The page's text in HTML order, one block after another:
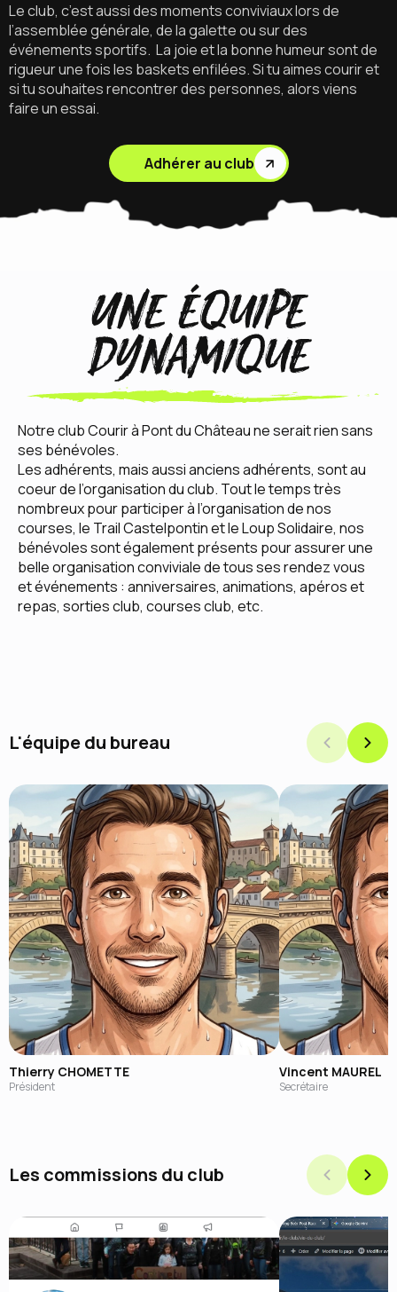
Le club, c’est aussi des moments conviviaux lors de
l’assemblée générale, de la galette ou sur des
événements sportifs. La joie et la bonne humeur sont de
rigueur une fois les baskets enfilées. Si tu aimes courir et
si tu souhaites rencontrer des personnes, alors viens
faire un essai.
Adhérer au club
Une équipe
dynamique
Notre club Courir à Pont du Château ne serait rien sans
ses bénévoles.
Les adhérents, mais aussi anciens adhérents, sont au
coeur de l’organisation du club. Tout le temps très
nombreux pour participer à l’organisation de nos
courses, le Trail Castelpontin et le Loup Solidaire, nos
bénévoles sont également présents pour assurer une
belle organisation conviviale de tous ses rendez vous
et événements : anniversaires, animations, apéros et
repas, sorties club, courses club, etc.
L'équipe du bureau
Thierry CHOMETTE
Président
Vincent MAUREL
Secrétaire
Les commissions du club